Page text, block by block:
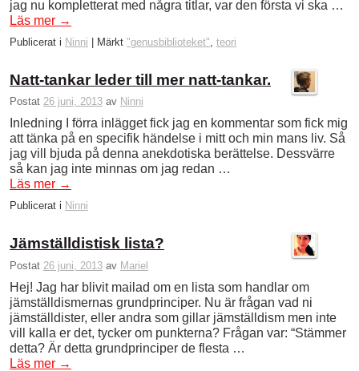
jag nu kompletterat med några titlar, var den första vi ska …
Läs mer →
Publicerat i Ninni Märkt "genusbiblioteket" teori
Natt-tankar leder till mer natt-tankar.
Postat 26 juni, 2013 av Ninni
Inledning I förra inlägget fick jag en kommentar som fick mig
att tänka på en specifik händelse i mitt och min mans liv. Så
jag vill bjuda på denna anekdotiska berättelse. Dessvärre
så kan jag inte minnas om jag redan …
Läs mer →
Publicerat i Ninni
Jämställdistisk lista?
Postat 26 juni, 2013 av Mariel
Hej! Jag har blivit mailad om en lista som handlar om
jämställdismernas grundprinciper. Nu är frågan vad ni
jämställdister, eller andra som gillar jämställdism men inte
vill kalla er det, tycker om punkterna? Frågan var: “Stämmer
detta? Är detta grundprinciper de flesta …
Läs mer →